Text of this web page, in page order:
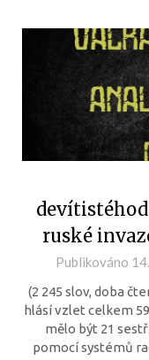
ruské
Publikováno
(2 245 slov, doba
hlásí vzlet celkem
mělo být 21
pomocí systémů